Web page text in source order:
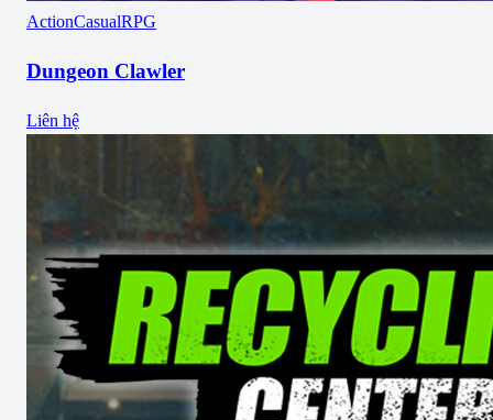
ActionCasualRPG
Dungeon Clawler
Liên hệ